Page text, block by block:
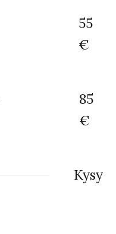
55
€
85
€
Kysy